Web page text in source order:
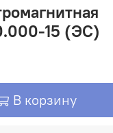
15 (ЭС)
В корзину